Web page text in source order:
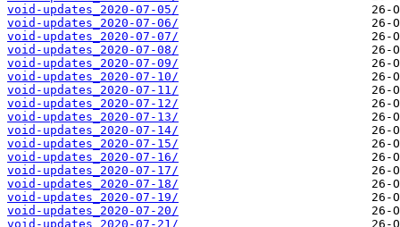
void-updates_2020-07-05/
void-updates_2020-07-06/
void-updates_2020-07-07/
void-updates_2020-07-08/
void-updates_2020-07-09/
void-updates_2020-07-10/
void-updates_2020-07-11/
void-updates_2020-07-12/
void-updates_2020-07-13/
void-updates_2020-07-14/
void-updates_2020-07-15/
void-updates_2020-07-16/
void-updates_2020-07-17/
void-updates_2020-07-18/
void-updates_2020-07-19/
void-updates_2020-07-20/
void-updates_2020-07-21/